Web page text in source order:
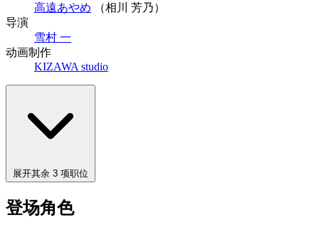
高遠あやめ （相川 芳乃）
导演
雪村 一
动画制作
KIZAWA studio
展开其余 3 项职位
登场角色